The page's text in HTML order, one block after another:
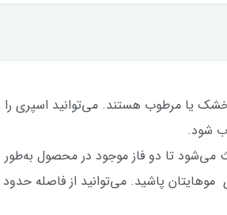
خشک یا مرطوب هستند. می‌توانید اسپری
شود.
می‌شود تا دو فاز موجود در محصول